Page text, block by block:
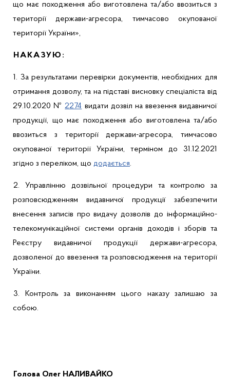
що має походження або виготовлена та/або ввозиться з
території держави-агресора, тимчасово окупованої
території України»,
НАКАЗУЮ:
1. За результатами перевірки документів, необхідних для
отримання дозволу, та на підставі висновку спеціаліста від
29.10.2020 №2274 видати дозвіл на ввезення видавничої
продукції, що має походження або виготовлена та/або
ввозиться з території держави-агресора, тимчасово
окупованої території України, терміном до 31.12.2021
згідно з переліком, що додається.
2. Управліннюдозвільної процедури та контролю за
розповсюдженням видавничої продукціїзабезпечити
внесення записів про видачу дозволів до інформаційно-
телекомунікаційної системи органів доходів і зборів та
Реєстру видавничої продукції держави-агресора,
дозволеної до ввезення та розповсюдження на території
України.
3.
Контроль за виконанням цього наказу залишаю за
собою.
Голова Олег НАЛИВАЙКО